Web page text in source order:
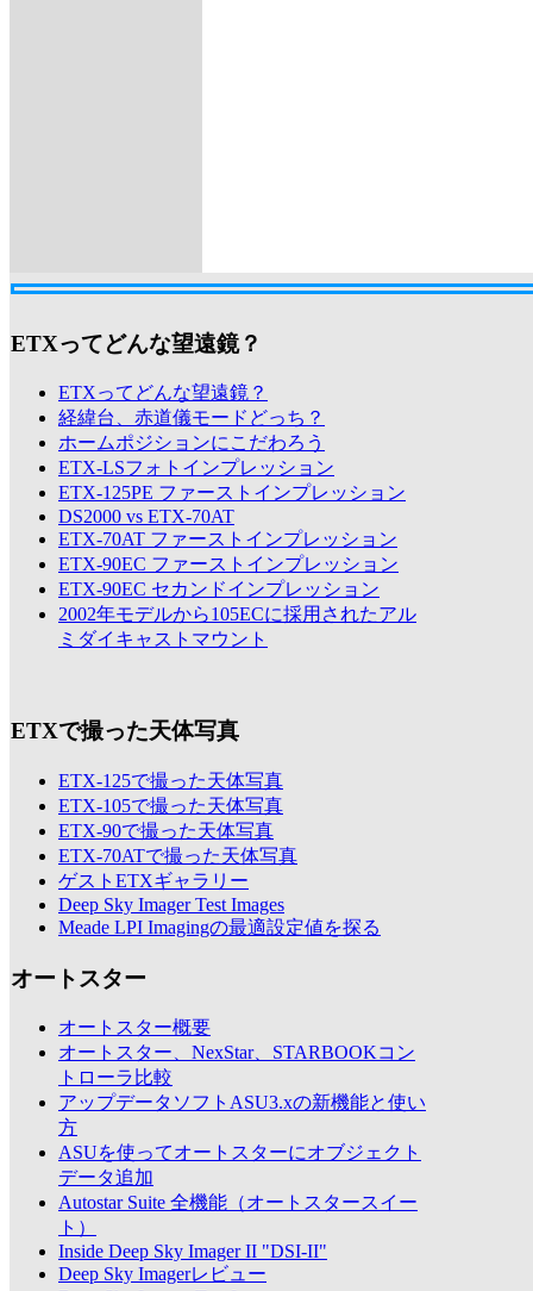
ETXってどんな望遠鏡？
ETXってどんな望遠鏡？
経緯台、赤道儀モードどっち？
ホームポジションにこだわろう
ETX-LSフォトインプレッション
ETX-125PE ファーストインプレッション
DS2000 vs ETX-70AT
ETX-70AT ファーストインプレッション
ETX-90EC ファーストインプレッション
ETX-90EC セカンドインプレッション
2002年モデルから105ECに採用されたアル
ミダイキャストマウント
ETXで撮った天体写真
ETX-125で撮った天体写真
ETX-105で撮った天体写真
ETX-90で撮った天体写真
ETX-70ATで撮った天体写真
ゲストETXギャラリー
Deep Sky Imager Test Images
Meade LPI Imagingの最適設定値を探る
オートスター
オートスター概要
オートスター、NexStar、STARBOOKコン
トローラ比較
アップデータソフトASU3.xの新機能と使い
方
ASUを使ってオートスターにオブジェクト
データ追加
Autostar Suite 全機能（オートスタースイー
ト）
Inside Deep Sky Imager II "DSI-II"
Deep Sky Imagerレビュー